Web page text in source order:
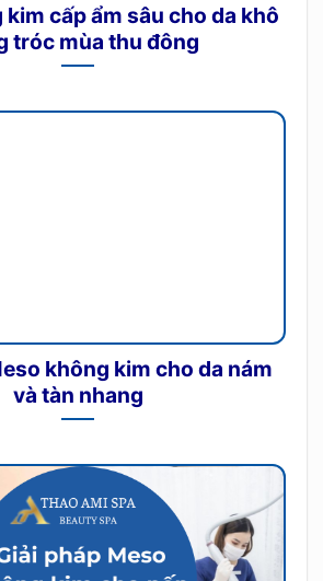
cấp ẩm sâu cho da khô
tróc mùa thu đông
không kim cho da nám
và tàn nhang